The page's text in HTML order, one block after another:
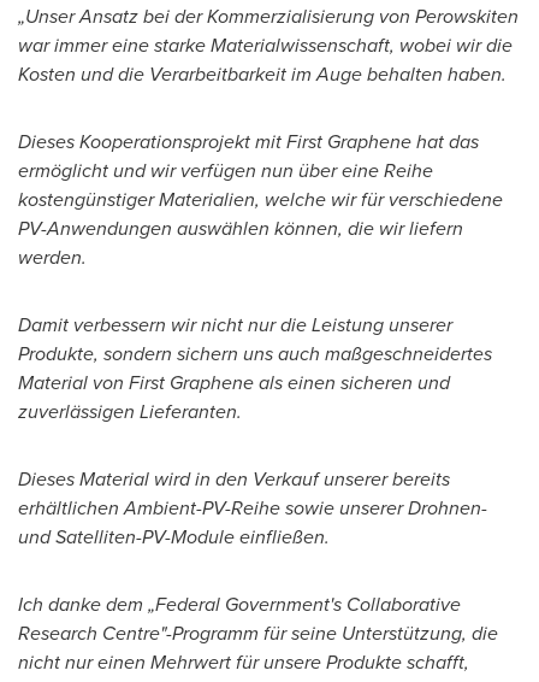
„Unser Ansatz bei der Kommerzialisierung von Perowskiten
war immer eine starke Materialwissenschaft, wobei wir die
Kosten und die Verarbeitbarkeit im Auge behalten haben.
Dieses Kooperationsprojekt mit First Graphene hat das
ermöglicht und wir verfügen nun über eine Reihe
kostengünstiger Materialien, welche wir für verschiedene
PV-Anwendungen auswählen können, die wir liefern
werden.
Damit verbessern wir nicht nur die Leistung unserer
Produkte, sondern sichern uns auch maßgeschneidertes
Material von First Graphene als einen sicheren und
zuverlässigen Lieferanten.
Dieses Material wird in den Verkauf unserer bereits
erhältlichen Ambient-PV-Reihe sowie unserer Drohnen-
und Satelliten-PV-Module einfließen.
Ich danke dem „Federal Government's Collaborative
Research Centre"-Programm für seine Unterstützung, die
nicht nur einen Mehrwert für unsere Produkte schafft,